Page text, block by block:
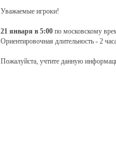
Уважаемые игроки!
21 января в 5:00 по московскому
Ориентировочная длительность - 2
Пожалуйста, учтите данную